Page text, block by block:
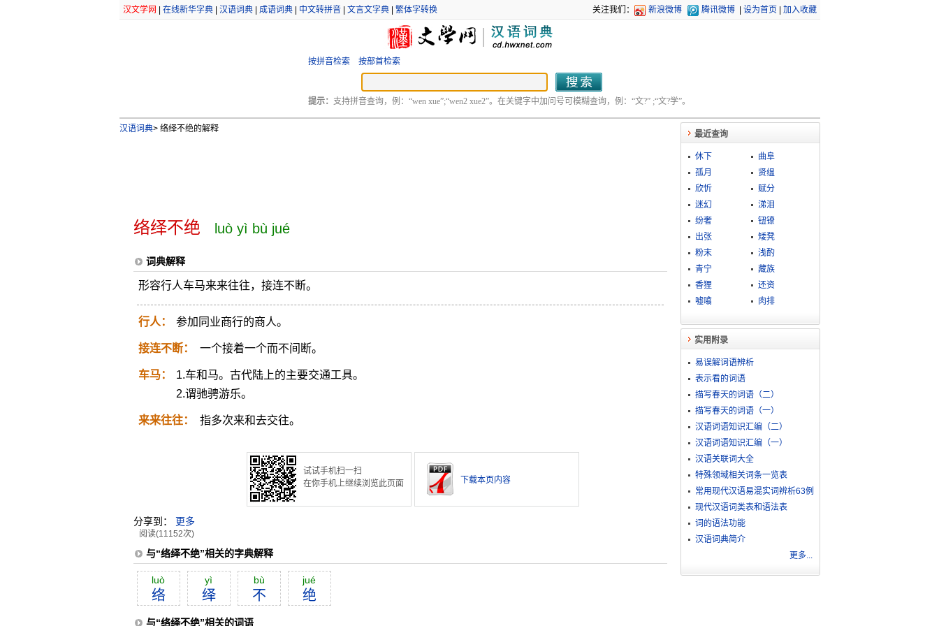
汉文学网 在线新华字典| 汉语词典| 成语词典| 中文转拼音| 文言文字典| 繁体字转换 关注我们： 新浪微博 腾讯微博 设为首页 加入收藏
按拼音检索 按部首检索
提示： 支持拼音查询，例：“wen xue”;“wen2 xue2”。在关键字中加问号可模糊查询，例：“文?” ;“文?学”。
汉语词典>络绎不绝的解释
络绎不绝 luò yì bù jué
词典解释
形容行人车马来来往往，接连不断。
行人： 参加同业商行的商人。
接连不断： 一个接着一个而不间断。
车马：
1.车和马。古代陆上的主要交通工具。
2.谓驰骋游乐。
来来往往： 指多次来和去交往。
试试手机扫一扫
在你手机上继续浏览此页面
下载本页内容
分享到： 更多
阅读(11152次)
与“络绎不绝”相关的字典解释
luò
络
yì
绎
bù
不
jué
绝
与“络绎不绝”相关的词语
最近查询
休下
曲阜
孤月
贤缊
欣忻
赋分
迷幻
涕泪
纷奢
钮镣
出张
矮凳
粉末
浅酌
青宁
藏族
香狸
还资
嘘噏
肉排
实用附录
易误解词语辨析
表示看的词语
描写春天的词语（二）
描写春天的词语（一）
汉语词语知识汇编（二）
汉语词语知识汇编（一）
汉语关联词大全
特殊领域相关词条一览表
常用现代汉语易混实词辨析63例
现代汉语词类表和语法表
词的语法功能
汉语词典简介
更多...